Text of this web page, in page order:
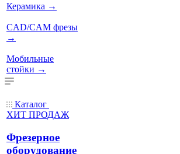
Керамика →
CAD/CAM фрезы
→
Мобильные
стойки →
Каталог
ХИТ ПРОДАЖ
Фрезерное
оборудование